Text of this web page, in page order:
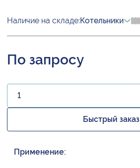
Наличие на складе:Котельники
По запросу
Быстрый заказ
Применение: